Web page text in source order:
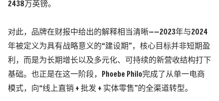
2438万英镑。
对此，品牌在财报中给出的解释相当清晰——2023年与2024
年被定义为具有战略意义的“建设期”，核心目标并非短期盈
利，而是为长期增长以及多元化、可持续的新营收结构打下
基础。也正是在这一阶段，Phoebe Philo完成了从单一电商
模式，向“线上直销 + 批发 + 实体零售”的全渠道转型。